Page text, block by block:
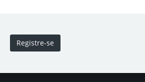
Registre-se